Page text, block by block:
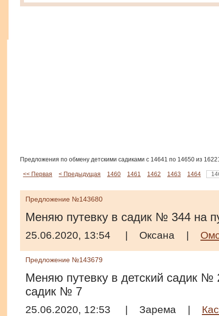
Предложения по обмену детскими садиками с 14641 по 14650 из
<< Первая < Предыдущая 1460 1461 1462 1463 1464
Предложение №143680
Меняю путевку в садик № 344 на
25.06.2020, 13:54 | Оксана |
Предложение №143679
Меняю путевку в детский садик №
садик № 7
25.06.2020, 12:53 | Зарема |